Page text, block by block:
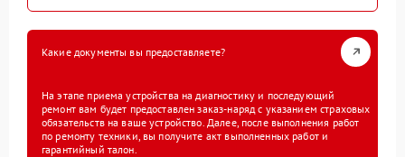
Какие документы вы предоставляете?
На этапе приема устройства на диагностику и последующий
ремонт вам будет предоставлен заказ-наряд с указанием страховых
обязательств на ваше устройство. Далее, после выполнения работ
по ремонту техники, вы получите акт выполненных работ и
гарантийный талон.